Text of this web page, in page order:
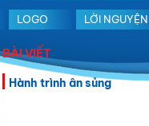
LOGO LỜI NGUYỆN
BÀI VIẾT
Hành trình ân sủng